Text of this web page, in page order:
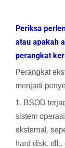
Periksa
atau apakah
perangkat
Perangkat
menjadi
1. BSOD
sistem
eksternal,
hard disk,